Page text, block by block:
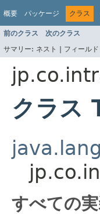
概要 パッケージ クラス
前のクラス 次のクラス
サマリー: ネスト | フィール
クラ
すべての